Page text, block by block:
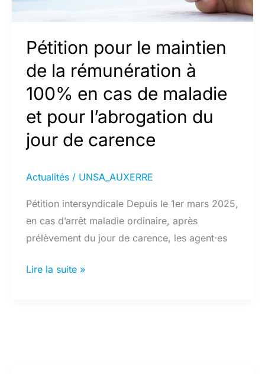
Pétition pour le maintien
de la rémunération à
100% en cas de maladie
et pour l’abrogation du
jour de carence
Actualités/ UNSA_AUXERRE
Pétition intersyndicale Depuis le 1er mars 2025,
en cas d’arrêt maladie ordinaire, après
prélèvement du jour de carence, les agent⋅es
Pétition
Lire la suite »